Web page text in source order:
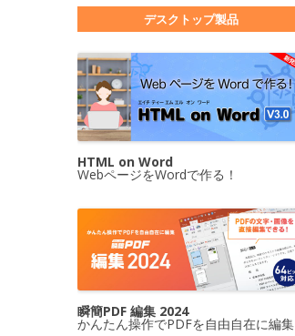
デスクトップ製品
HTML on Word
WebページをWordで作る！
瞬簡PDF 編集 2024
かんたん操作でPDFを自由自在に編集